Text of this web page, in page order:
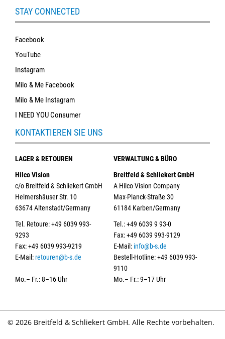
STAY CONNECTED
Facebook
YouTube
Instagram
Milo & Me Facebook
Milo & Me Instagram
I NEED YOU Consumer
KONTAKTIEREN SIE UNS
LAGER & RETOUREN
Hilco Vision
c/o Breitfeld & Schliekert GmbH
Helmershäuser Str. 10
63674 Altenstadt/Germany
Tel. Retoure: +49 6039 993-
9293
Fax: +49 6039 993-9219
E-Mail:retouren@b-s.de
Mo.– Fr.: 8–16 Uhr
VERWALTUNG & BÜRO
Breitfeld & Schliekert GmbH
A Hilco Vision Company
Max-Planck-Straße 30
61184 Karben/Germany
Tel.: +49 6039 9 93-0
Fax: +49 6039 993-9129
E-Mail: info@b-s.de
Bestell-Hotline: +49 6039 993-
9110
Mo.– Fr.: 9–17 Uhr
© 2026 Breitfeld & Schliekert GmbH. Alle Rechte vorbehalten.